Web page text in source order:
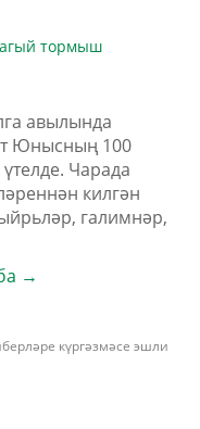
тормыш
авылында
Юнысның 100
Чарада
килгән
галимнәр,
→